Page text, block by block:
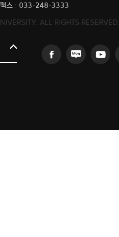
팩스 : 033-248-3333
ALL RIGHTS